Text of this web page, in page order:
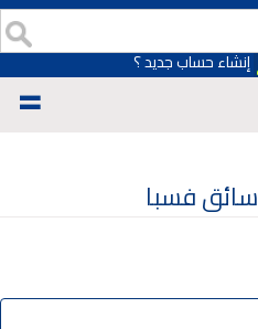
إنشاء حساب جديد ؟ =
سائق فسبا